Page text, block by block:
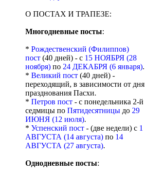
О ПОСТАХ И ТРАПЕЗЕ:
Многодневные посты:
* Рождественский (Филиппов)
пост (40 дней) - с 15 НОЯБРЯ (28
ноября) по 24 ДЕКАБРЯ (6 января).
* Великий пост (40 дней) -
переходящий, в зависимости от дня
празднования Пасхи.
* Петров пост - с понедельника 2-й
седмицы по Пятидесятницы до 29
ИЮНЯ (12 июля).
* Успенский пост - (две недели) с 1
АВГУСТА (14 августа) по 14
АВГУСТА (27 августа).
Однодневные посты: